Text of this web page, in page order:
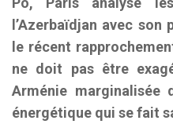
l’Azerbaïdjan avec
le récent
ne doit pas être
Arménie marginalisée
énergétique qui se fait